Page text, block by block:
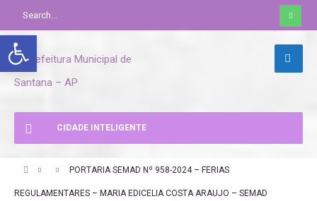
CIDADE INTELIGENTE
PORTARIA SEMAD Nº 958-2024 – FERIAS
REGULAMENTARES – MARIA EDICELIA COSTA ARAUJO – SEMAD
Abrir a barra de ferramentas